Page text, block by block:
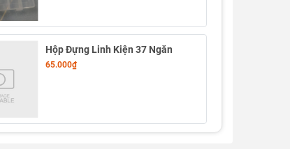
Hộp Đựng Linh Kiện 37 Ngăn
65.000₫